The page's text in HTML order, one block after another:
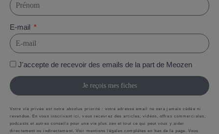
E-mail
J'accepte de recevoir des emails de la part de Meozen
Je reçois mes fiches
Votre vie privée est notre absolue priorité : votre adresse email ne sera jamais cédée ni
revendue. En vous inscrivant ici, vous recevrez des articles, vidéos, offres commerciales,
podcasts et autres conseils pour une vie plus zen et tout ce qui peut vous y aider
directement ou indirectement. Voir mentions légales complètes en bas de la page. Vous